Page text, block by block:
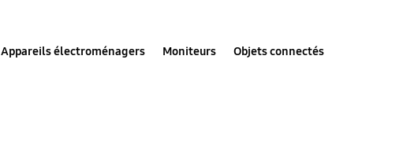
Appareils électroménagers Moniteurs Objets connectés